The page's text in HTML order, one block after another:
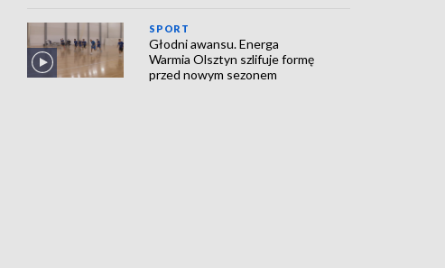
SPORT
Głodni awansu. Energa
Warmia Olsztyn szlifuje formę
przed nowym sezonem